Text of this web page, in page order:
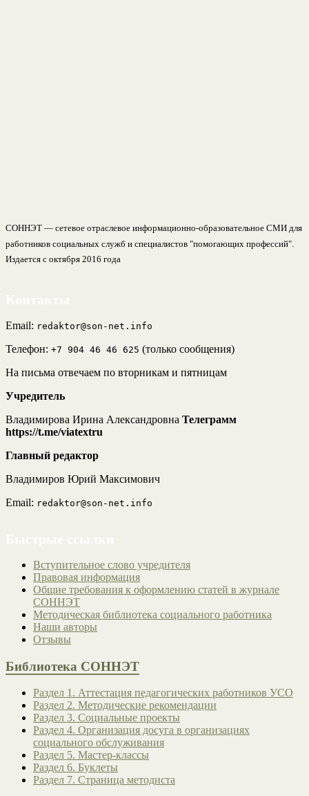
СОННЭТ — сетевое отраслевое информационно-образовательное СМИ для
работников социальных служб и специалистов "помогающих профессий".
Издается с октября 2016 года
Email: redaktor@son-net.info
Телефон: +7 904 46 46 625 (только сообщения)
На письма отвечаем по вторникам и пятницам
Учредитель
Владимирова Ирина Александровна Телеграмм
https://t.me/viatextru
Главный редактор
Владимиров Юрий Максимович
Email: redaktor@son-net.info
Вступительное слово учредителя
Правовая информация
Общие требования к оформлению статей в журнале
СОННЭТ
Методическая библиотека социального работника
Наши авторы
Отзывы
Библиотека СОННЭТ
Раздел 1. Аттестация педагогических работников УСО
Раздел 2. Методические рекомендации
Раздел 3. Социальные проекты
Раздел 4. Организация досуга в организациях
социального обслуживания
Раздел 5. Мастер-классы
Раздел 6. Буклеты
Раздел 7. Страница методиста